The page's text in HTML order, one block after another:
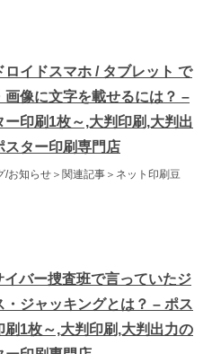
ロイドスマホ / タブレット で
画像に文字を載せるには？ –
ー印刷1枚～,大判印刷,大判出
スター印刷専門店
/お知らせ＞関連記事＞ネット印刷豆
イバー捜査班で言っていたジ
・ジャッキングとは？ – ポス
刷1枚～,大判印刷,大判出力の